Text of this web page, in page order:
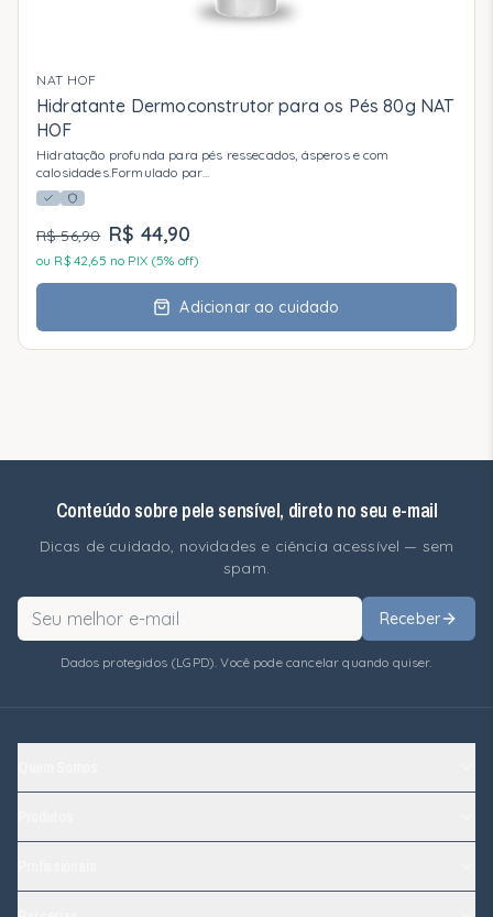
NAT HOF
Hidratante Dermoconstrutor para os Pés 80g NAT
HOF
Hidratação profunda para pés ressecados, ásperos e com
calosidades.Formulado par...
R$ 56,90 R$ 44,90
ou R$42,65 no PIX (5% off)
Adicionar ao cuidado
Conteúdo sobre pele sensível, direto no seu e-mail
Dicas de cuidado, novidades e ciência acessível — sem
spam.
Receber
Dados protegidos (LGPD). Você pode cancelar quando quiser.